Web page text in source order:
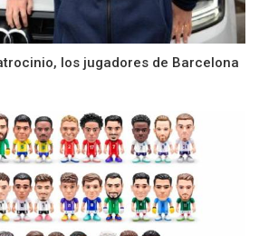
los jugadores de Barcelona